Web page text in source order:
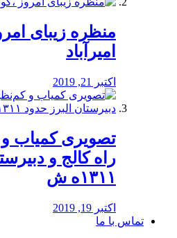
منظره‌‌ زیبای
امیرآباد
اکتبر 21, 2019
️تصویری کمیاب و
راه كالج و
۱۳۱۱ه ش
اکتبر 19, 2019
تماس با ما